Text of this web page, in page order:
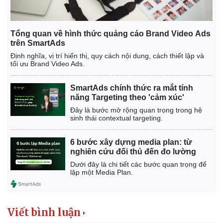
Tổng quan về hình thức quảng cáo Brand Video Ads
trên SmartAds
Định nghĩa, vị trí hiển thị, quy cách nội dung, cách thiết lập và
tối ưu Brand Video Ads.
SmartAds chính thức ra mắt tính
năng Targeting theo 'cảm xúc'
Đây là bước mở rộng quan trọng trong hệ
sinh thái contextual targeting.
6 bước xây dựng media plan: từ
nghiên cứu đối thủ đến đo lường
Dưới đây là chi tiết các bước quan trọng để
lập một Media Plan.
Viết bình luận